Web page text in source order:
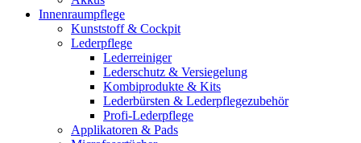
Innenraumpflege
Kunststoff & Cockpit
Lederpflege
Lederreiniger
Lederschutz & Versiegelung
Kombiprodukte & Kits
Lederbürsten & Lederpflegezubehör
Profi-Lederpflege
Applikatoren & Pads